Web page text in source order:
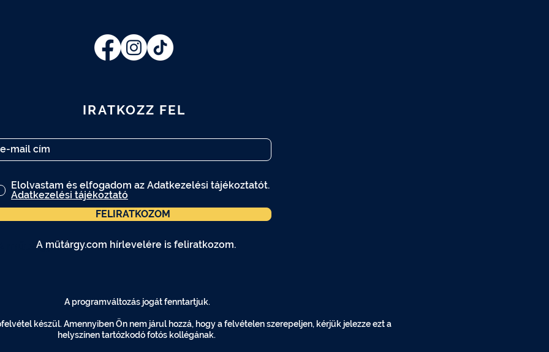
IRATKOZZ FEL
Elolvastam és elfogadom az Adatkezelési tájékoztatót.
Adatkezelési tájékoztató
FELIRATKOZOM
A műtárgy.com hírlevelére is feliratkozom.
A műtárgy.com hírlevelére is feliratkozom.
A programváltozás jogát fenntartjuk.
készül. Amennyiben Ön nem járul hozzá, hogy a felvételen szerepeljen, kérjük jelezze ezt a
helyszínen tartózkodó fotós kollégának.